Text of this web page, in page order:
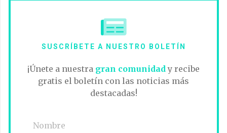
SUSCRÍBETE A NUESTRO BOLETÍN
¡Únete a nuestra gran comunidad y recibe
gratis el boletín con las noticias más
destacadas!